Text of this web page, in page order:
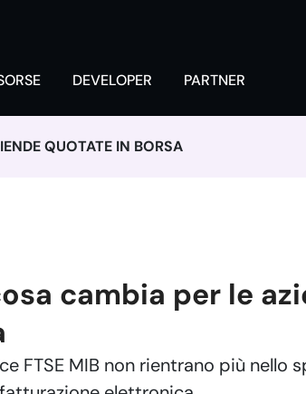
DEVELOPER PARTNER
QUOTATE IN BORSA
cambia per le
FTSE MIB non rientrano più nello